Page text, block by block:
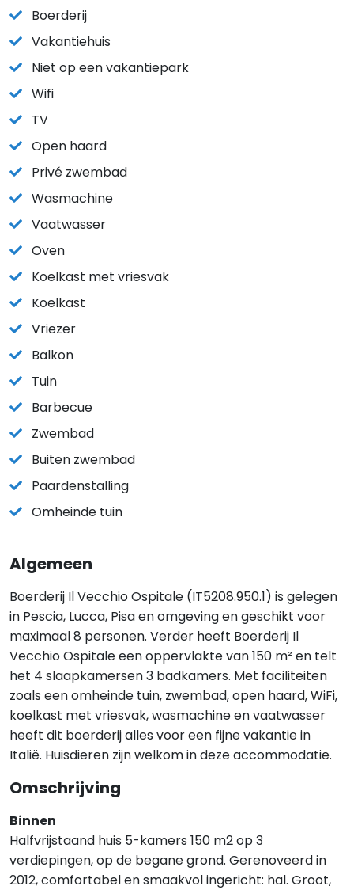
Boerderij
Vakantiehuis
Niet op een vakantiepark
Wifi
TV
Open haard
Privé zwembad
Wasmachine
Vaatwasser
Oven
Koelkast met vriesvak
Koelkast
Vriezer
Balkon
Tuin
Barbecue
Zwembad
Buiten zwembad
Paardenstalling
Omheinde tuin
Algemeen
Boerderij Il Vecchio Ospitale (IT5208.950.1) is gelegen
in Pescia, Lucca, Pisa en omgeving en geschikt voor
maximaal 8 personen. Verder heeft Boerderij Il
Vecchio Ospitale een oppervlakte van 150 m² en telt
het 4 slaapkamersen 3 badkamers. Met faciliteiten
zoals een omheinde tuin, zwembad, open haard, WiFi,
koelkast met vriesvak, wasmachine en vaatwasser
heeft dit boerderij alles voor een fijne vakantie in
Italië. Huisdieren zijn welkom in deze accommodatie.
Omschrijving
Binnen
Halfvrijstaand huis 5-kamers 150 m2 op 3
verdiepingen, op de begane grond. Gerenoveerd in
2012, comfortabel en smaakvol ingericht: hal. Groot,